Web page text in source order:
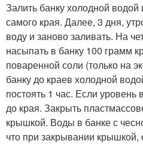
Залить банку холодной водой
самого края. Далее, 3 дня,
воду и заново заливать. На
насыпать в банку 100 грамм
поваренной соли (только на
банку до краев холодной
постоять 1 час. Если уровень
до края. Закрыть
крышкой. Воды в банке с
что при закрывании крышкой,